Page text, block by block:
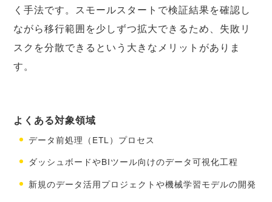
く手法です。スモールスタートで検証結果を確認し
ながら移行範囲を少しずつ拡大できるため、失敗リ
スクを分散できるという大きなメリットがありま
す。
よくある対象領域
データ前処理（ETL）プロセス
ダッシュボードやBIツール向けのデータ可視化工程
新規のデータ活用プロジェクトや機械学習モデルの開発